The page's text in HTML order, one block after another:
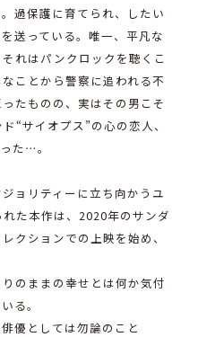
過保護に育てられ、したい
送っている。唯一、平凡な
れはパンクロックを聴くこ
ことから警察に追われる不
たものの、実はその男こそ
“サイオプス”の心の恋人、
た…。
ョリティーに立ち向かうユ
た本作は、2020年のサンダ
クションでの上映を始め、
のままの幸せとは何か気付
る。
優としては勿論のこと